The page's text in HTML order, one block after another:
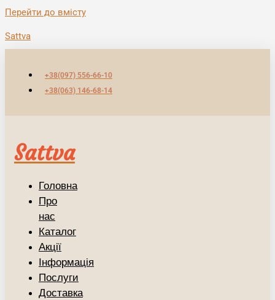
Перейти до вмісту
Sattva
+38(097) 556-66-10
+38(063) 146-68-14
Sattva
Головна
Про
нас
Каталог
Акції
Інформація
Послуги
Доставка